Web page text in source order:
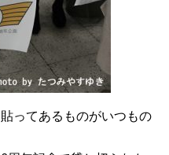
ってあるものがいつもの